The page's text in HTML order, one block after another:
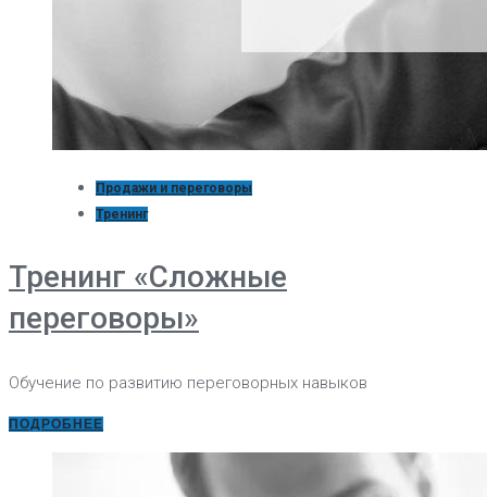
Продажи и переговоры
Тренинг
Тренинг «Сложные
переговоры»
Обучение по развитию переговорных навыков
ПОДРОБНЕЕ